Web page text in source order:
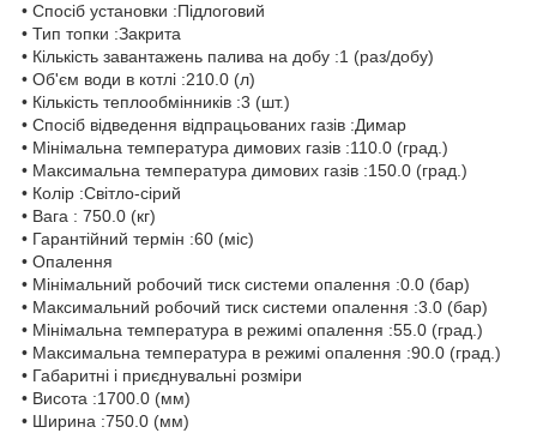
• Спосіб установки :Підлоговий
• Тип топки :Закрита
• Кількість завантажень палива на добу :1 (раз/добу)
• Об'єм води в котлі :210.0 (л)
• Кількість теплообмінників :3 (шт.)
• Спосіб відведення відпрацьованих газів :Димар
• Мінімальна температура димових газів :110.0 (град.)
• Максимальна температура димових газів :150.0 (град.)
• Колір :Світло-сірий
• Вага : 750.0 (кг)
• Гарантійний термін :60 (міс)
• Опалення
• Мінімальний робочий тиск системи опалення :0.0 (бар)
• Максимальний робочий тиск системи опалення :3.0 (бар)
• Мінімальна температура в режимі опалення :55.0 (град.)
• Максимальна температура в режимі опалення :90.0 (град.)
• Габаритні і приєднувальні розміри
• Висота :1700.0 (мм)
• Ширина :750.0 (мм)